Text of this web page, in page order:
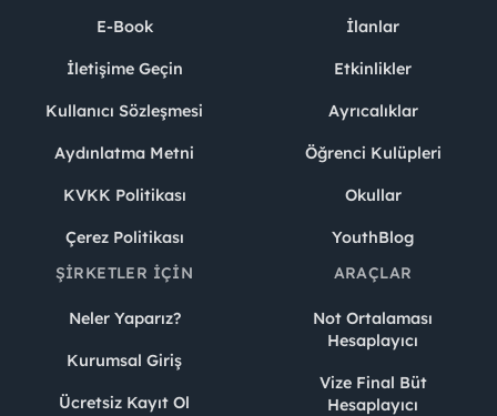
E-Book
İletişime Geçin
Kullanıcı Sözleşmesi
Aydınlatma Metni
KVKK Politikası
Çerez Politikası
İlanlar
Etkinlikler
Ayrıcalıklar
Öğrenci Kulüpleri
Okullar
YouthBlog
ŞIRKETLER İÇIN
Neler Yaparız?
Kurumsal Giriş
Ücretsiz Kayıt Ol
ARAÇLAR
Not Ortalaması
Hesaplayıcı
Vize Final Büt
Hesaplayıcı